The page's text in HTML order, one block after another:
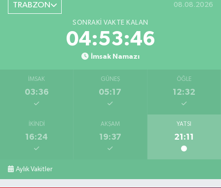
TRABZON 08.08.2026
SONRAKI VAKTE KALAN
04:53:45
İmsak Namazı
İMSAK
03:36
GÜNEŞ
05:17
ÖĞLE
12:32
İKINDI
16:24
AKŞAM
19:37
YATSI
21:11
Aylık Vakitler